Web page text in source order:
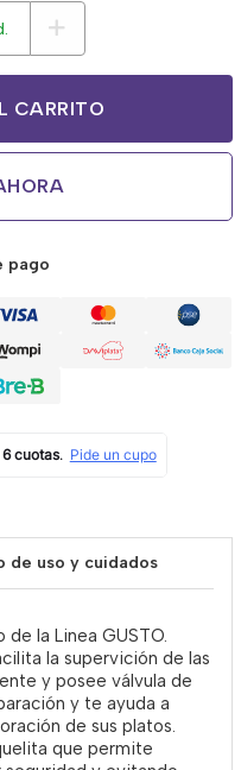
CARRITO
pago
de uso y cuidados
de la Linea GUSTO.
la supervición de las
y posee válvula de
y te ayuda a
de sus platos.
que permite